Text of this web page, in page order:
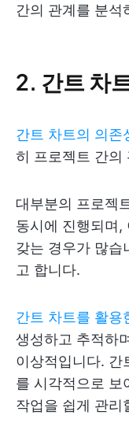
간의 관계를 분석
2. 간트 차
간트 차트의 의존
히 프로젝트 간의
대부분의 프로젝
동시에 진행되며,
갖는 경우가 많습
고 합니다.
간트 차트를 활용
생성하고 추적하
이상적입니다. 간
를 시각적으로 보
작업을 쉽게 관리